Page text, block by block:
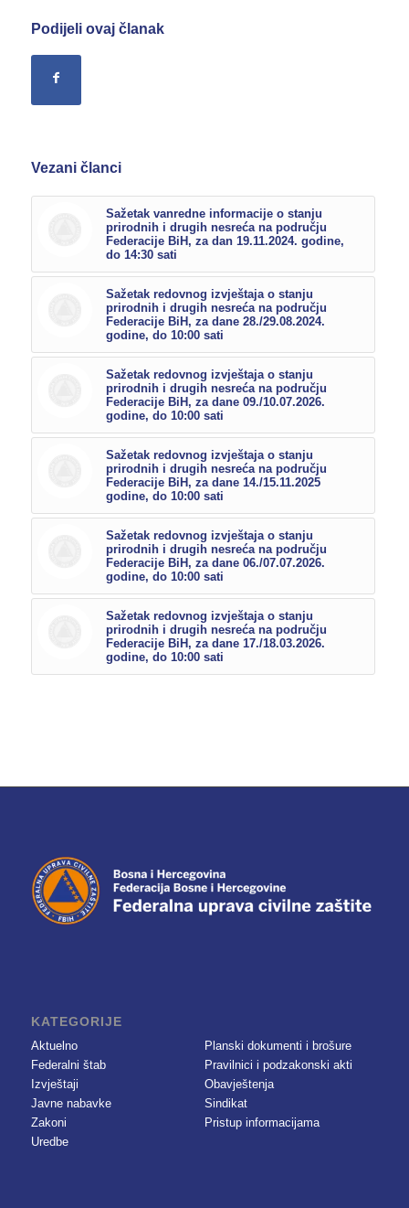
Podijeli ovaj članak
Vezani članci
Sažetak vanredne informacije o stanju
prirodnih i drugih nesreća na području
Federacije BiH, za dan 19.11.2024. godine,
do 14:30 sati
Sažetak redovnog izvještaja o stanju
prirodnih i drugih nesreća na području
Federacije BiH, za dane 28./29.08.2024.
godine, do 10:00 sati
Sažetak redovnog izvještaja o stanju
prirodnih i drugih nesreća na području
Federacije BiH, za dane 09./10.07.2026.
godine, do 10:00 sati
Sažetak redovnog izvještaja o stanju
prirodnih i drugih nesreća na području
Federacije BiH, za dane 14./15.11.2025
godine, do 10:00 sati
Sažetak redovnog izvještaja o stanju
prirodnih i drugih nesreća na području
Federacije BiH, za dane 06./07.07.2026.
godine, do 10:00 sati
Sažetak redovnog izvještaja o stanju
prirodnih i drugih nesreća na području
Federacije BiH, za dane 17./18.03.2026.
godine, do 10:00 sati
KATEGORIJE
Aktuelno
Federalni štab
Izvještaji
Javne nabavke
Zakoni
Uredbe
Planski dokumenti i brošure
Pravilnici i podzakonski akti
Obavještenja
Sindikat
Pristup informacijama